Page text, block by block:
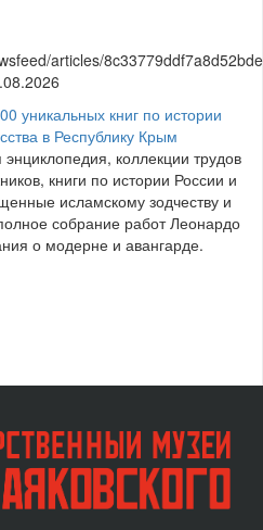
уникальных книг по истории
в Республику Крым
коллекции трудов
книги по истории России и
исламскому зодчеству и
собрание работ Леонардо
о модерне и авангарде.